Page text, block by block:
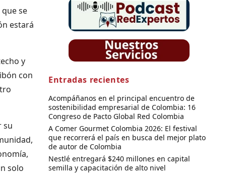
se
estará
y
con
su
solo
Entradas recientes
Acompáñanos en el principal encuentro de
sostenibilidad empresarial de Colombia: 16
Congreso de Pacto Global Red Colombia
A Comer Gourmet Colombia 2026: El festival
que recorrerá el país en busca del mejor plato
de autor de Colombia
Nestlé entregará $240 millones en capital
semilla y capacitación de alto nivel